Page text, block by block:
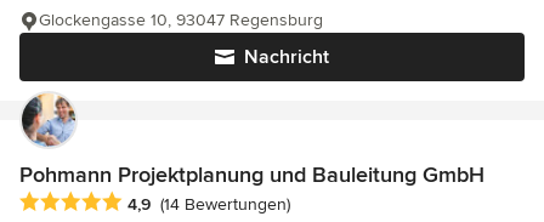
Nachricht
Glockengasse 10, 93047 Regensburg
Pohmann Projektplanung und Bauleitung GmbH
Durchschnittliche Bewertung: 4.9 von 5 Sternen
4,9 (14 Bewertungen)